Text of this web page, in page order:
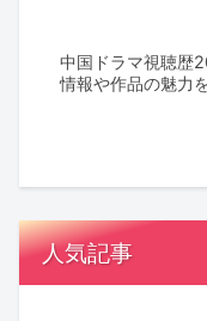
中国ドラマ視聴歴
情報や作品の魅力
人気記事